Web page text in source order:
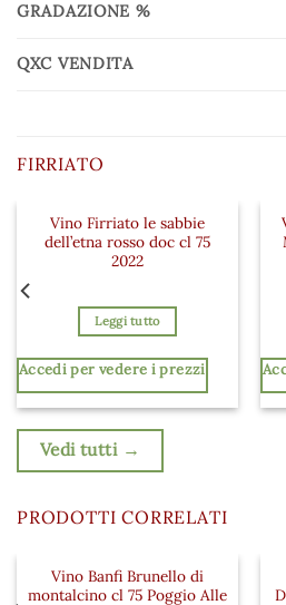
GRADAZIONE %
QXC VENDITA
FIRRIATO
Aggiungi ai
Vino Firriato le sabbie
dell’etna rosso doc cl 75
2022
Leggi tutto
Accedi per vedere i prezzi
ai preferiti
Vedi tutti →
PRODOTTI CORRELATI
Aggiungi ai
Vino Banfi Brunello di
montalcino cl 75 Poggio Alle
ai preferiti